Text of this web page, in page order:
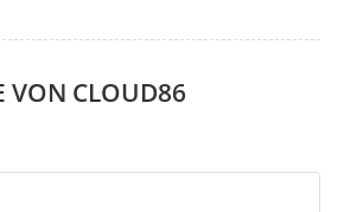
VON CLOUD86